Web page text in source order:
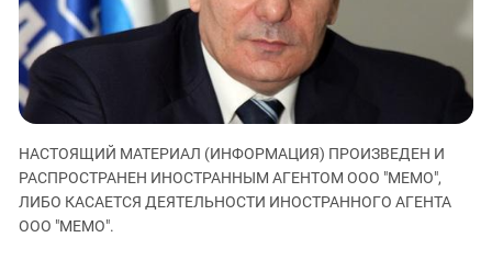
ЗАСТАВЛЯЕТ
КАВКАЗ ЗА ПАЛЕСТИНУ
ИНАКОМЫСЛИЕ В ЧЕЧНЕ
ПРЕСЛЕДОВАНИЕ АКТИВИСТОВ
МОБИЛИЗАЦИЯ И ПРОТЕСТЫ
Дагестан
Ингушетия
Калмыкия
Карачаево-Черкесия
Краснодарский край
Нагорный Карабах
НАСТОЯЩИЙ МАТЕРИАЛ (ИНФОРМАЦИЯ) ПРОИЗВЕДЕН И
РАСПРОСТРАНЕН ИНОСТРАННЫМ АГЕНТОМ ООО "МЕМО",
ЛИБО КАСАЕТСЯ ДЕЯТЕЛЬНОСТИ ИНОСТРАННОГО АГЕНТА
ООО "МЕМО".